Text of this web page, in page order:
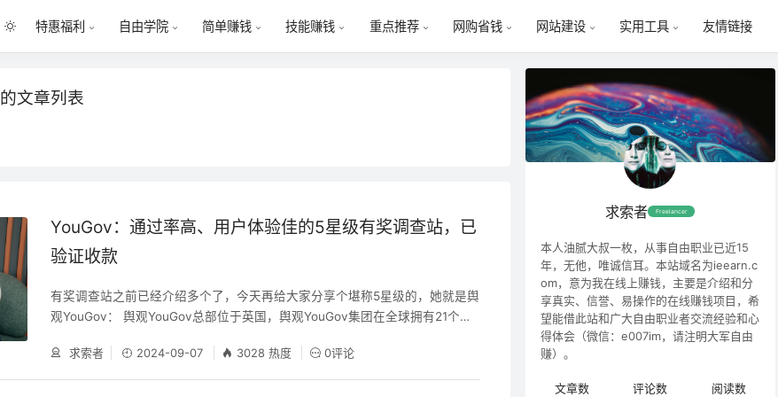
特惠福利 自由学院 简单赚钱 技能赚钱 重点推荐 网购省钱 网站建设 实用工具 友情链接
的文章列表
YouGov：通过率高、用户体验佳的5星级有奖调查站，已
验证收款
有奖调查站之前已经介绍多个了，今天再给大家分享个堪称5星级的，她就是舆
观YouGov： 舆观YouGov总部位于英国，舆观YouGov集团在全球拥有21个分
收购了位于迪拜的一家市场调查公司(Siraj)并于2007年扩张并相继收购了位于
美国(Polimetrix)、德国(Psychonomics)和斯堪的纳维亚(Zapera)三家市场调
求索者 2024-09-07 3028 热度 0评论
求索者 Freelancer
本人油腻大叔一枚，从事自由职业已近15
年，无他，唯诚信耳。本站域名为ieearn.c
om，意为我在线上赚钱，主要是介绍和分
享真实、信誉、易操作的在线赚钱项目，希
望能借此站和广大自由职业者交流经验和心
得体会（微信：e007im，请注明大军自由
赚）。
文章数 评论数 阅读数